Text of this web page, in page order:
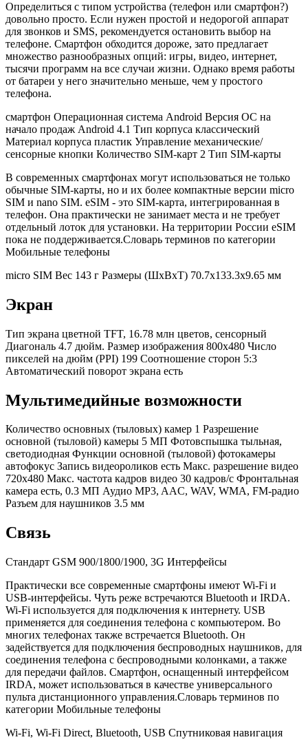
Определиться с типом устройства (телефон или смартфон?)
довольно просто. Если нужен простой и недорогой аппарат
для звонков и SMS, рекомендуется остановить выбор на
телефоне. Смартфон обходится дороже, зато предлагает
множество разнообразных опций: игры, видео, интернет,
тысячи программ на все случаи жизни. Однако время работы
от батареи у него значительно меньше, чем у простого
телефона.
смартфон Операционная система Android Версия ОС на
начало продаж Android 4.1 Тип корпуса классический
Материал корпуса пластик Управление механические/
сенсорные кнопки Количество SIM-карт 2 Тип SIM-карты
В современных смартфонах могут использоваться не только
обычные SIM-карты, но и их более компактные версии micro
SIM и nano SIM. eSIM - это SIM-карта, интегрированная в
телефон. Она практически не занимает места и не требует
отдельный лоток для установки. На территории России eSIM
пока не поддерживается.Словарь терминов по категории
Мобильные телефоны
micro SIM Вес 143 г Размеры (ШxВxТ) 70.7x133.3x9.65 мм
Экран
Тип экрана цветной TFT, 16.78 млн цветов, сенсорный
Диагональ 4.7 дюйм. Размер изображения 800x480 Число
пикселей на дюйм (PPI) 199 Соотношение сторон 5:3
Автоматический поворот экрана есть
Мультимедийные возможности
Количество основных (тыловых) камер 1 Разрешение
основной (тыловой) камеры 5 МП Фотовспышка тыльная,
светодиодная Функции основной (тыловой) фотокамеры
автофокус Запись видеороликов есть Макс. разрешение видео
720x480 Макс. частота кадров видео 30 кадров/с Фронтальная
камера есть, 0.3 МП Аудио MP3, AAC, WAV, WMA, FM-радио
Разъем для наушников 3.5 мм
Связь
Стандарт GSM 900/1800/1900, 3G Интерфейсы
Практически все современные смартфоны имеют Wi-Fi и
USB-интерфейсы. Чуть реже встречаются Bluetooth и IRDA.
Wi-Fi используется для подключения к интернету. USB
применяется для соединения телефона с компьютером. Во
многих телефонах также встречается Bluetooth. Он
задействуется для подключения беспроводных наушников, для
соединения телефона с беспроводными колонками, а также
для передачи файлов. Смартфон, оснащенный интерфейсом
IRDA, может использоваться в качестве универсального
пульта дистанционного управления.Словарь терминов по
категории Мобильные телефоны
Wi-Fi, Wi-Fi Direct, Bluetooth, USB Спутниковая навигация